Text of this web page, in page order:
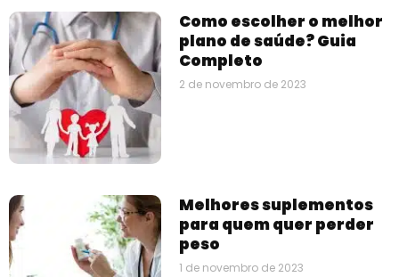
Como escolher o melhor
plano de saúde? Guia
Completo
2 de novembro de 2023
Melhores suplementos
para quem quer perder
peso
1 de novembro de 2023